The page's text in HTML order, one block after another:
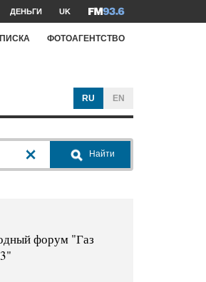
ДЕНЬГИ UK
ФОТОАГЕНТСТВО
RU EN
Найти
форум "Газ